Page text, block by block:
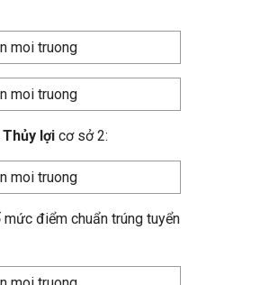
lợi cơ sở 2:
điểm chuẩn trúng tuyển